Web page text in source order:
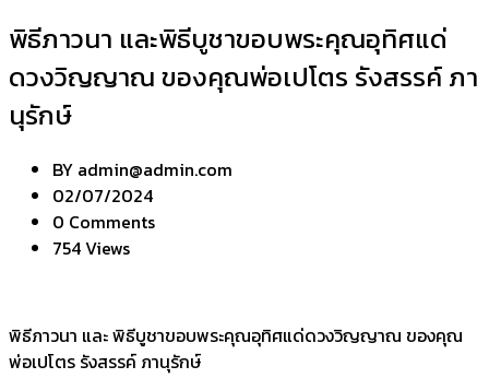
พิธีภาวนา และพิธีบูชาขอบพระคุณอุทิศแด่
ดวงวิญญาณ ของคุณพ่อเปโตร รังสรรค์ ภา
นุรักษ์
BY admin@admin.com
02/07/2024
0 Comments
754 Views
พิธีภาวนา และ พิธีบูชาขอบพระคุณอุทิศแด่ดวงวิญญาณ ของคุณ
พ่อเปโตร รังสรรค์ ภานุรักษ์